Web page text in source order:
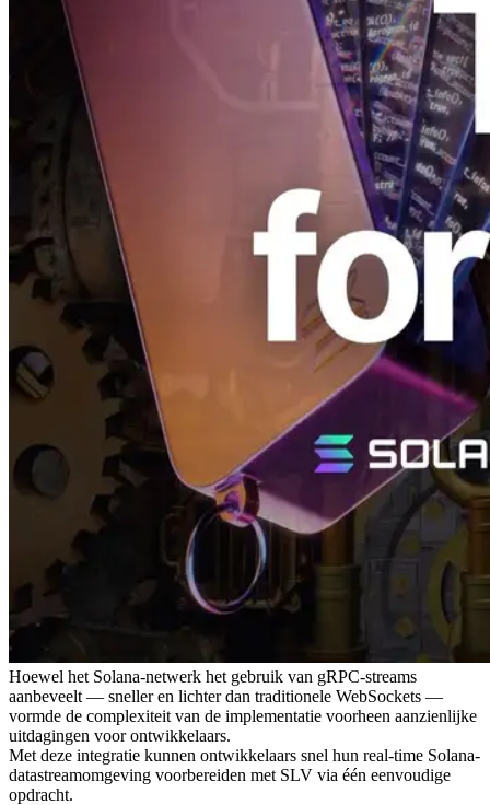
Hoewel het Solana-netwerk het gebruik van gRPC-streams
aanbeveelt — sneller en lichter dan traditionele WebSockets —
vormde de complexiteit van de implementatie voorheen aanzienlijke
uitdagingen voor ontwikkelaars.
Met deze integratie kunnen ontwikkelaars snel hun real-time Solana-
datastreamomgeving voorbereiden met SLV via één eenvoudige
opdracht.